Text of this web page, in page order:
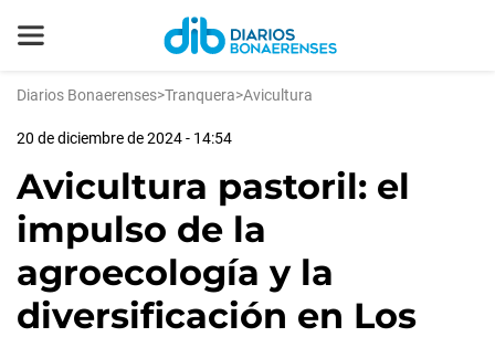
Diarios Bonaerenses>Tranquera>Avicultura
20 de diciembre de 2024 - 14:54
Avicultura pastoril: el
impulso de la
agroecología y la
diversificación en Los